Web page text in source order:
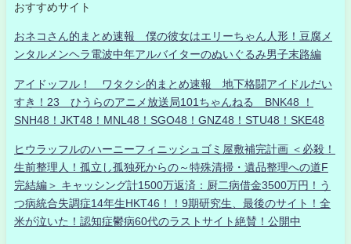
おすすめサイト
おネコさん的まとめ速報 僕の彼女はエリーちゃん人形！豆腐メ
ンタルメンヘラ電波中年アルバイターのぬいぐるみ男子末路編
アイドッフル！ ワタクシ的まとめ速報 地下格闘アイドルだい
すき！23 ひうらのアニメ放送局101ちゃんねる BNK48 ！
SNH48！JKT48！MNL48！SGO48！GNZ48！STU48！SKE48
ヒウラッフルのハーニーフィニッシュゴミ屋敷補完計画 ＜必殺！
生前整理人！孤立し孤独死からの～特殊清掃・遺品整理への道F
完結編＞ キャッシング計1500万返済：厨二病借金3500万円！う
つ病統合失調症14年生HKT46！！9期研究生、最後のサイト！全
米が泣いた！認知症鬱病60代のラストサイト絶賛！公開中